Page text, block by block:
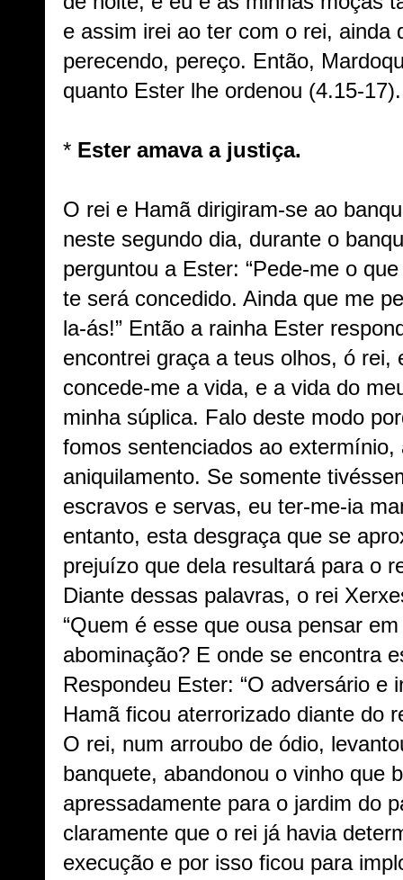
e assim irei ao ter com o rei, ainda
perecendo, pereço. Então,
quanto Ester lhe ordenou (4.15-17).
* Ester amava a justiça.
O rei e Hamã dirigiram-se ao
neste segundo dia, durante o
perguntou a Ester: “Pede-me o
te será concedido. Ainda que me
la-ás!” Então a rainha Ester
encontrei graça a teus olhos, ó rei,
concede-me a vida, e a vida do
minha súplica. Falo deste modo
fomos sentenciados ao extermínio,
aniquilamento. Se somente
escravos e servas, eu ter-me-ia
entanto, esta desgraça que se
prejuízo que dela resultará para o
Diante dessas palavras, o rei
“Quem é esse que ousa pensar
abominação? E onde se encontra
Respondeu Ester: “O adversário e
Hamã ficou aterrorizado diante do
O rei, num arroubo de ódio,
banquete, abandonou o vinho que
apressadamente para o jardim do
claramente que o rei já havia
execução e por isso ficou para